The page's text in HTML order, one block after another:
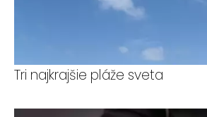
Tri najkrajšie pláže sveta